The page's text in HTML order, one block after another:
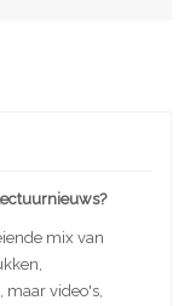
mix van
video's,